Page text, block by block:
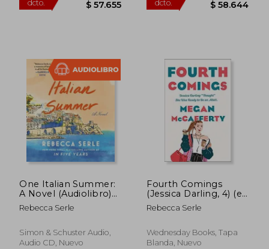
50%
dcto. $ 53.256
50%
dcto.
One Italian Summer:
A Novel (Audiolibro)
(en Inglés)
Rebecca Serle
Simon & Schuster Audio,
Audio CD, Nuevo
Fourth Comings
(Jessica Darling, 4) (en
Inglés)
Rebecca Serle
Wednesday Books, Tapa
Blanda, Nuevo